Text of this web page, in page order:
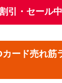
引・セール
ード売れ筋